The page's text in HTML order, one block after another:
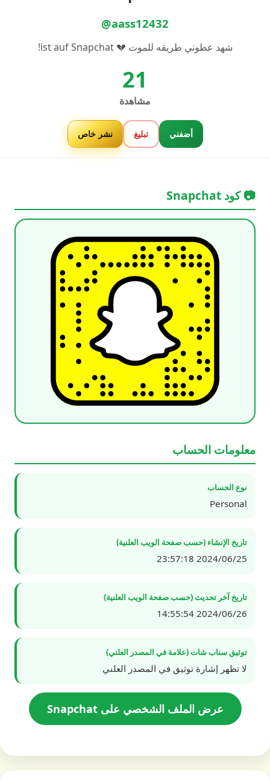
@aass12432
شهد عطوني طريقه للموت 💔 ist auf Snapchat!
21
مشاهدة
أضفني تبليغ نشر خاص
📷 كود Snapchat
معلومات الحساب
نوع الحساب
Personal
تاريخ الإنشاء (حسب صفحة الويب العلنية)
2024/06/25 23:57:18
تاريخ آخر تحديث (حسب صفحة الويب العلنية)
2024/06/26 14:55:54
توثيق سناب شات (علامة في المصدر العلني)
لا تظهر إشارة توثيق في المصدر العلني
عرض الملف الشخصي على Snapchat